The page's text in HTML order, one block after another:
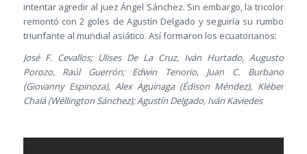
intentar agredir al juez Ángel Sánchez. Sin embargo, la tricolor
remontó con 2 goles de Agustín Delgado y seguiría su rumbo
triunfante al mundial asiático. Así formaron los ecuatorianos:
José F. Cevallos; Ulises De La Cruz, Iván Hurtado, Augusto
Porozo, Raúl Guerrón; Edwin Tenorio, Juan C. Burbano
(Giovanny Espinoza), Alex Aguinaga (Édison Méndez), Kléber
Chalá (Wéllington Sánchez); Agustín Delgado, Iván Kaviedes